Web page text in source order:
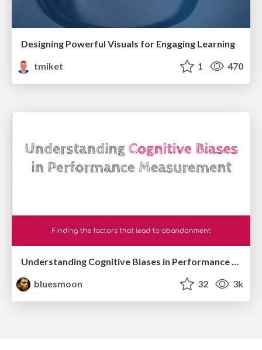
Designing Powerful Visuals for Engaging Learning
tmiket
1 470
Understanding Cognitive Biases in Performance Measurement
bluesmoon
32 3k